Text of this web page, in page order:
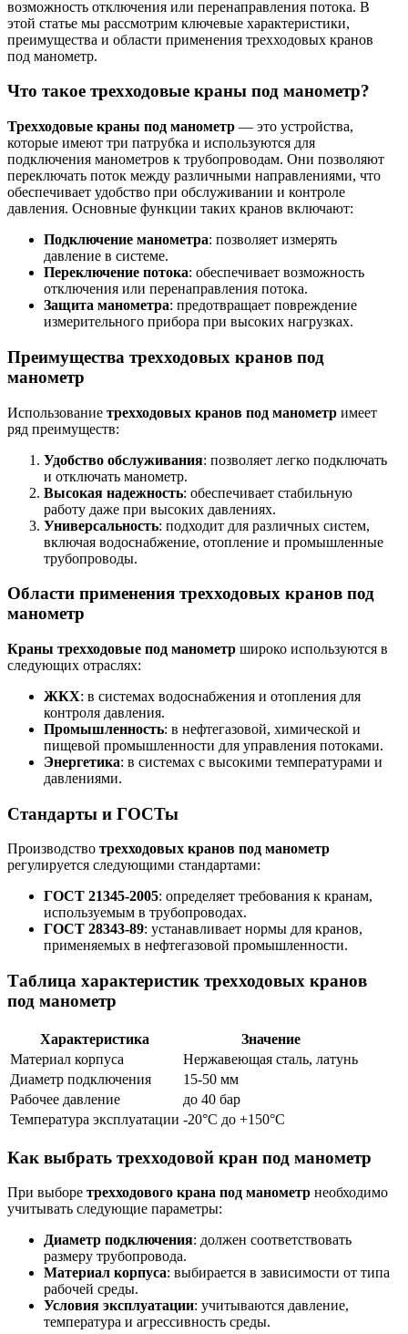
возможность отключения или перенаправления потока. В
этой статье мы рассмотрим ключевые характеристики,
преимущества и области применения трехходовых кранов
под манометр.
Что такое трехходовые краны под манометр?
Трехходовые краны под манометр — это устройства,
которые имеют три патрубка и используются для
подключения манометров к трубопроводам. Они позволяют
переключать поток между различными направлениями, что
обеспечивает удобство при обслуживании и контроле
давления. Основные функции таких кранов включают:
Подключение манометра: позволяет измерять
давление в системе.
Переключение потока: обеспечивает возможность
отключения или перенаправления потока.
Защита манометра: предотвращает повреждение
измерительного прибора при высоких нагрузках.
Преимущества трехходовых кранов под
манометр
Использование трехходовых кранов под манометр имеет
ряд преимуществ:
Удобство обслуживания: позволяет легко подключать
и отключать манометр.
Высокая надежность: обеспечивает стабильную
работу даже при высоких давлениях.
Универсальность: подходит для различных систем,
включая водоснабжение, отопление и промышленные
трубопроводы.
Области применения трехходовых кранов под
манометр
Краны трехходовые под манометр широко используются в
следующих отраслях:
ЖКХ: в системах водоснабжения и отопления для
контроля давления.
Промышленность: в нефтегазовой, химической и
пищевой промышленности для управления потоками.
Энергетика: в системах с высокими температурами и
давлениями.
Стандарты и ГОСТы
Производство трехходовых кранов под манометр
регулируется следующими стандартами:
ГОСТ 21345-2005: определяет требования к кранам,
используемым в трубопроводах.
ГОСТ 28343-89: устанавливает нормы для кранов,
применяемых в нефтегазовой промышленности.
Таблица характеристик трехходовых кранов
под манометр
Характеристика
Значение
Материал корпуса
Нержавеющая сталь, латунь
Диаметр подключения
15-50 мм
Рабочее давление
до 40 бар
Температура эксплуатации -20°C до +150°C
Как выбрать трехходовой кран под манометр
При выборе трехходового крана под манометр необходимо
учитывать следующие параметры:
Диаметр подключения: должен соответствовать
размеру трубопровода.
Материал корпуса: выбирается в зависимости от типа
рабочей среды.
Условия эксплуатации: учитываются давление,
температура и агрессивность среды.